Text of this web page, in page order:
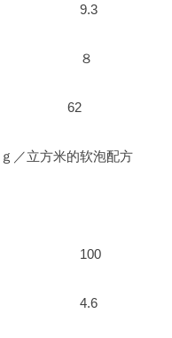
9.3
８
／立方米的软泡配方
100